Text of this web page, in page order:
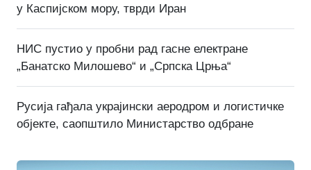
у Каспијском мору, тврди Иран
НИС пустио у пробни рад гасне електране
„Банатско Милошево“ и „Српска Црња“
Русија гађала украјински аеродром и логистичке
објекте, саопштило Министарство одбране